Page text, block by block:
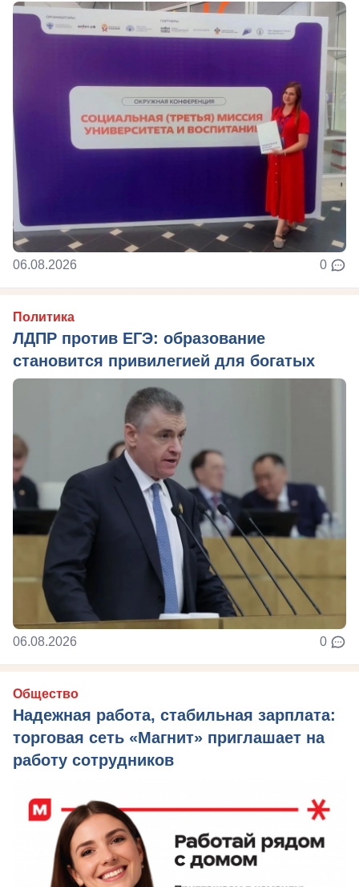
06.08.2026 0
Политика
ЛДПР против ЕГЭ: образование
становится привилегией для богатых
06.08.2026 0
Общество
Надежная работа, стабильная зарплата:
торговая сеть «Магнит» приглашает на
работу сотрудников